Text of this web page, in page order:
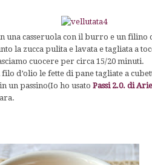
una casseruola con il burro e un
la zucca pulita e lavata e tagliata a
cuocere per circa 15/20 minuti.
d’olio le fette di pane tagliate a
un passino(Io ho usato Passi 2.0. di